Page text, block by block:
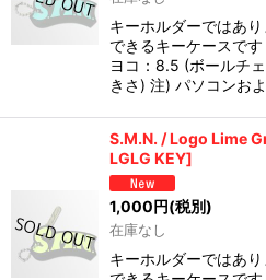
キーホルダーではあ
できるキーケースで
ヨコ：8.5 (ボールチ
きさ) 注) パソコンお
S.M.N. / Logo Lime
LGLG KEY]
1,000円(税別)
在庫なし
キーホルダーではあ